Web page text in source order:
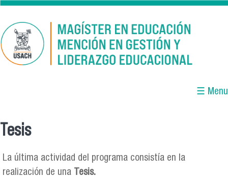
Pasar al contenido principal
☰ Menu
Tesis
La última actividad del programa consistía en la
realización de una Tesis.